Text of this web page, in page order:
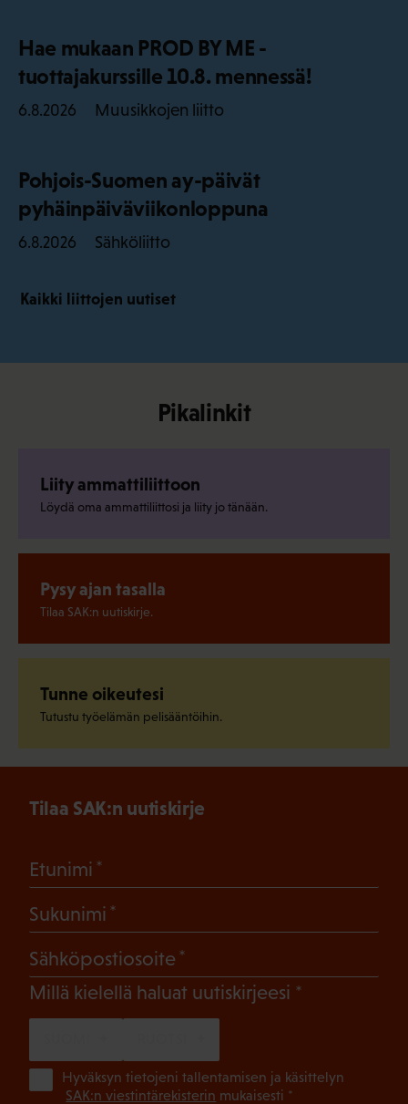
Hae mukaan PROD BY ME -
tuottajakurssille 10.8. mennessä!
6.8.2026 Muusikkojen liitto
Pohjois-Suomen ay-päivät
pyhäinpäiväviikonloppuna
6.8.2026 Sähköliitto
Kaikki liittojen uutiset
Pikalinkit
Liity ammattiliittoon
Löydä oma ammattiliittosi ja liity jo tänään.
Pysy ajan tasalla
Tilaa SAK:n uutiskirje.
Tunne oikeutesi
Tutustu työelämän pelisääntöihin.
Tilaa SAK:n uutiskirje
Etunimi
Sukunimi
Sähköpostiosoite
Millä kielellä haluat uutiskirjeesi (Pakollinen)
Hyväksyn tietojeni tallentamisen ja käsittelyn
SAK:n viestintärekisterin mukaisesti *